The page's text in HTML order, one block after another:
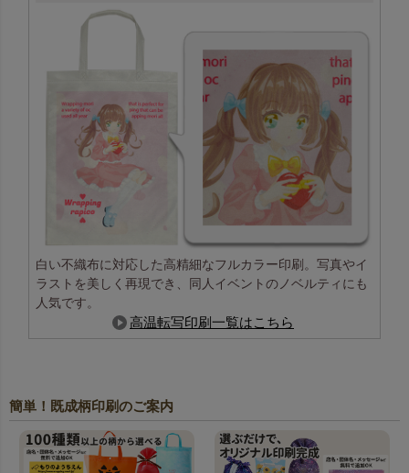
白い不織布に対応した高精細なフルカラー印刷。写真やイ
ラストを美しく再現でき、同人イベントのノベルティにも
人気です。
高温転写印刷一覧はこちら
簡単！既成柄印刷のご案内